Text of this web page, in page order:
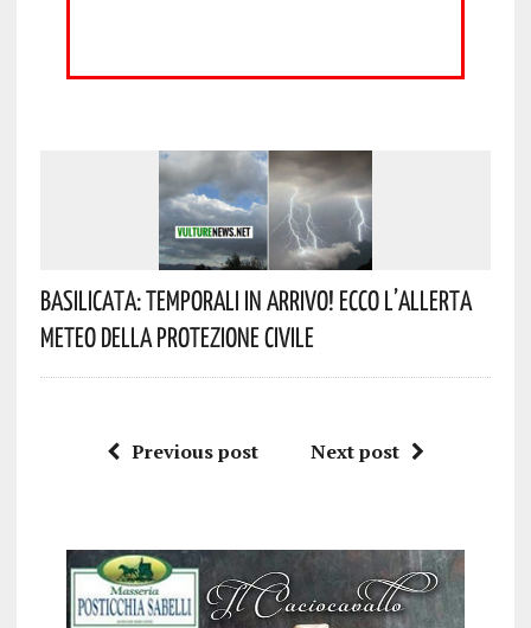
Basilicata: Temporali In Arrivo! Ecco L’allerta
Meteo Della Protezione Civile
Previous post Next post